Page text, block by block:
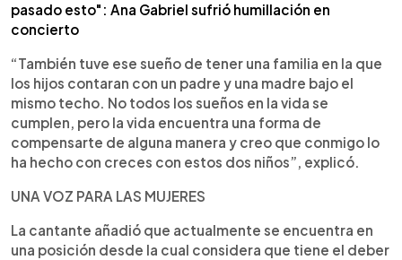
pasado esto": Ana Gabriel sufrió humillación en
concierto
“También tuve ese sueño de tener una familia en la que
los hijos contaran con un padre y una madre bajo el
mismo techo. No todos los sueños en la vida se
cumplen, pero la vida encuentra una forma de
compensarte de alguna manera y creo que conmigo lo
ha hecho con creces con estos dos niños”, explicó.
UNA VOZ PARA LAS MUJERES
La cantante añadió que actualmente se encuentra en
una posición desde la cual considera que tiene el deber